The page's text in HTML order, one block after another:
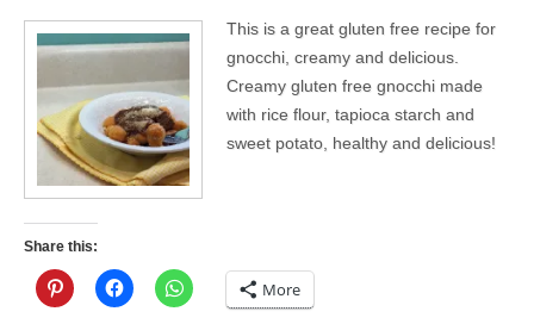
This is a great gluten free recipe for
gnocchi, creamy and delicious.
Creamy gluten free gnocchi made
with rice flour, tapioca starch and
sweet potato, healthy and delicious!
Share this:
More